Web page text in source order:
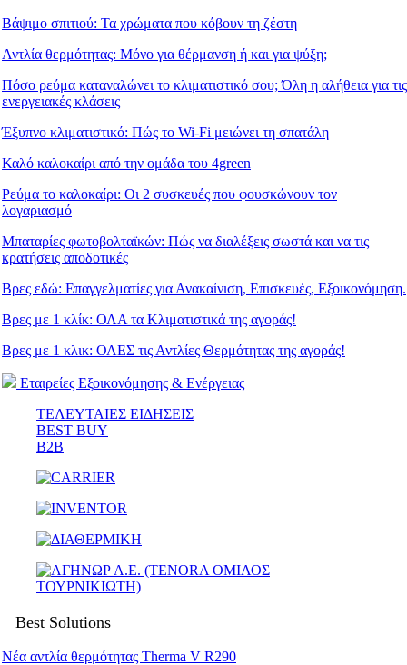
Βάψιμο σπιτιού: Τα χρώματα που κόβουν τη ζέστη
Αντλία θερμότητας: Μόνο για θέρμανση ή και για ψύξη;
Πόσο ρεύμα καταναλώνει το κλιματιστικό σου; Όλη η αλήθεια για τις
ενεργειακές κλάσεις
Έξυπνο κλιματιστικό: Πώς το Wi-Fi μειώνει τη σπατάλη
Καλό καλοκαίρι από την ομάδα του 4green
Ρεύμα το καλοκαίρι: Οι 2 συσκευές που φουσκώνουν τον
λογαριασμό
Μπαταρίες φωτοβολταϊκών: Πώς να διαλέξεις σωστά και να τις
κρατήσεις αποδοτικές
Βρες εδώ: Eπαγγελματίες για Ανακαίνιση, Επισκευές, Εξοικονόμηση.
Βρες με 1 κλίκ: ΟΛΑ τα Κλιματιστικά της αγοράς!
Βρες με 1 κλικ: ΟΛΕΣ τις Αντλίες Θερμότητας της αγοράς!
Εταιρείες Εξοικονόμησης & Ενέργειας
ΤΕΛΕΥΤΑΙΕΣ ΕΙΔΗΣΕΙΣ
BEST BUY
B2B
Best Solutions
Νέα αντλία θερμότητας Therma V R290